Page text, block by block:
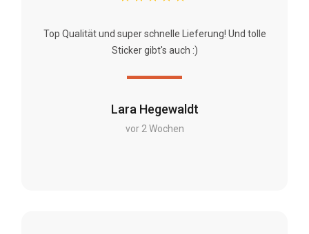
Lara Hegewaldt
vor 2 Wochen
Top Qualität und super schnelle Lieferung! Und tolle
Sticker gibt's auch :)